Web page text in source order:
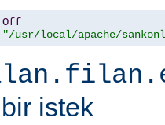
Off
"/usr/local/apache/
istek